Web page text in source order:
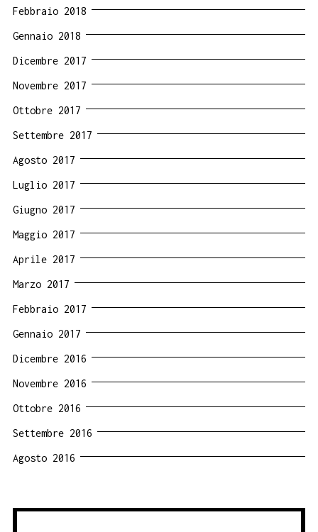
Febbraio 2018
Gennaio 2018
Dicembre 2017
Novembre 2017
Ottobre 2017
Settembre 2017
Agosto 2017
Luglio 2017
Giugno 2017
Maggio 2017
Aprile 2017
Marzo 2017
Febbraio 2017
Gennaio 2017
Dicembre 2016
Novembre 2016
Ottobre 2016
Settembre 2016
Agosto 2016